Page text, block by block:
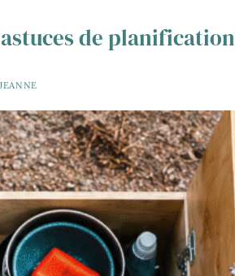
de planification
JEANNE